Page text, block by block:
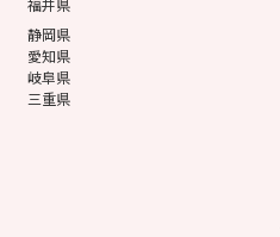
福井県
静岡県
愛知県
岐阜県
三重県